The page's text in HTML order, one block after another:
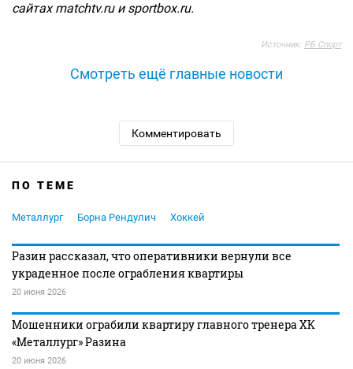
сайтах matchtv.ru и sportbox.ru.
Источник: РБ Спорт
Смотреть ещё главные новости
Комментировать
ПО ТЕМЕ
Металлург Борна Рендулич Хоккей
Разин рассказал, что оперативники вернули все
украденное после ограбления квартиры
20 июня 2026
Мошенники ограбили квартиру главного тренера ХК
«Металлург» Разина
20 июня 2026